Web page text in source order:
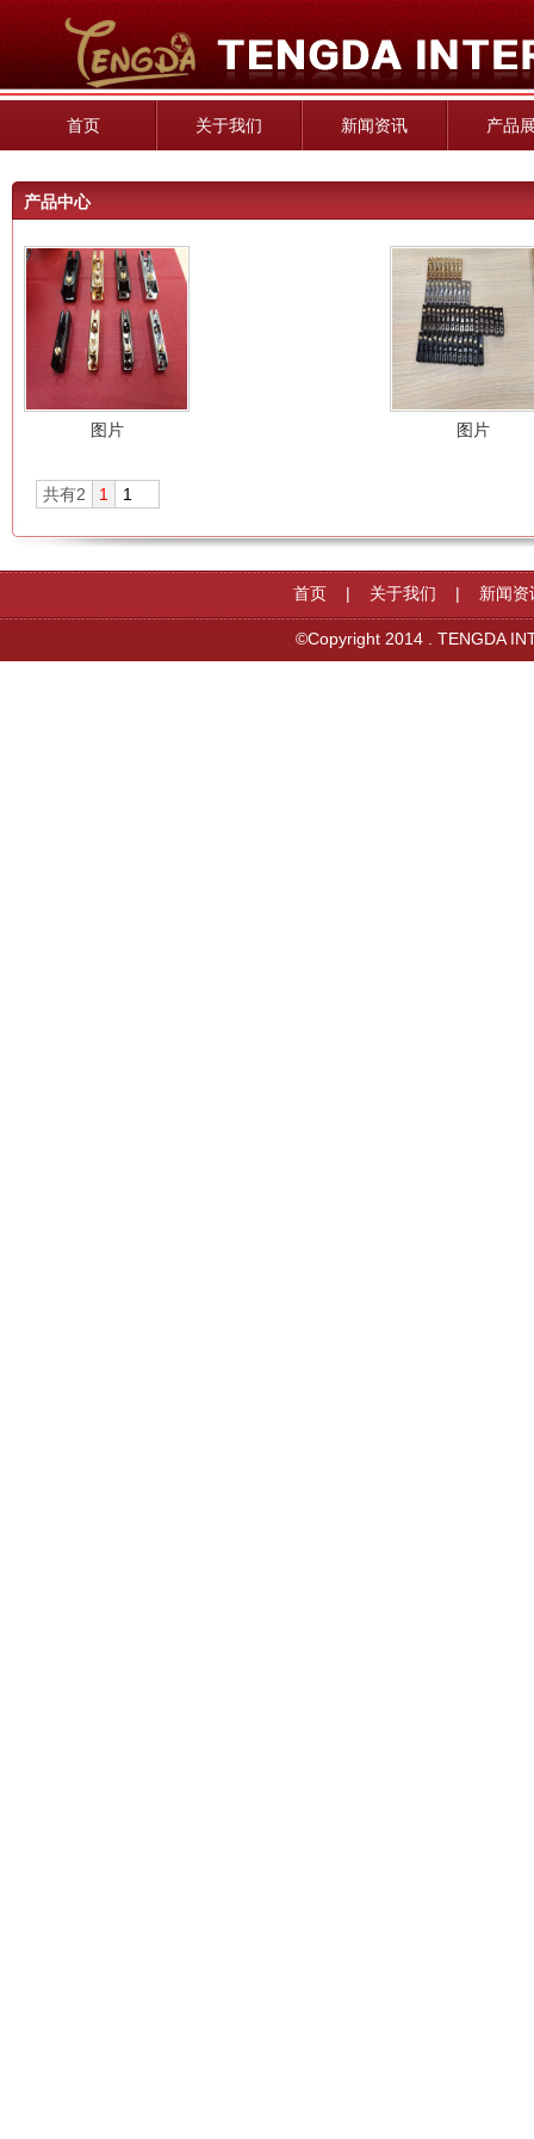
首页 关于我们 新闻资讯 产品
产品中心
图片 图片
共有2 1
首页 | 关于我们 | 新闻资
©Copyright 2014 . TENGDA